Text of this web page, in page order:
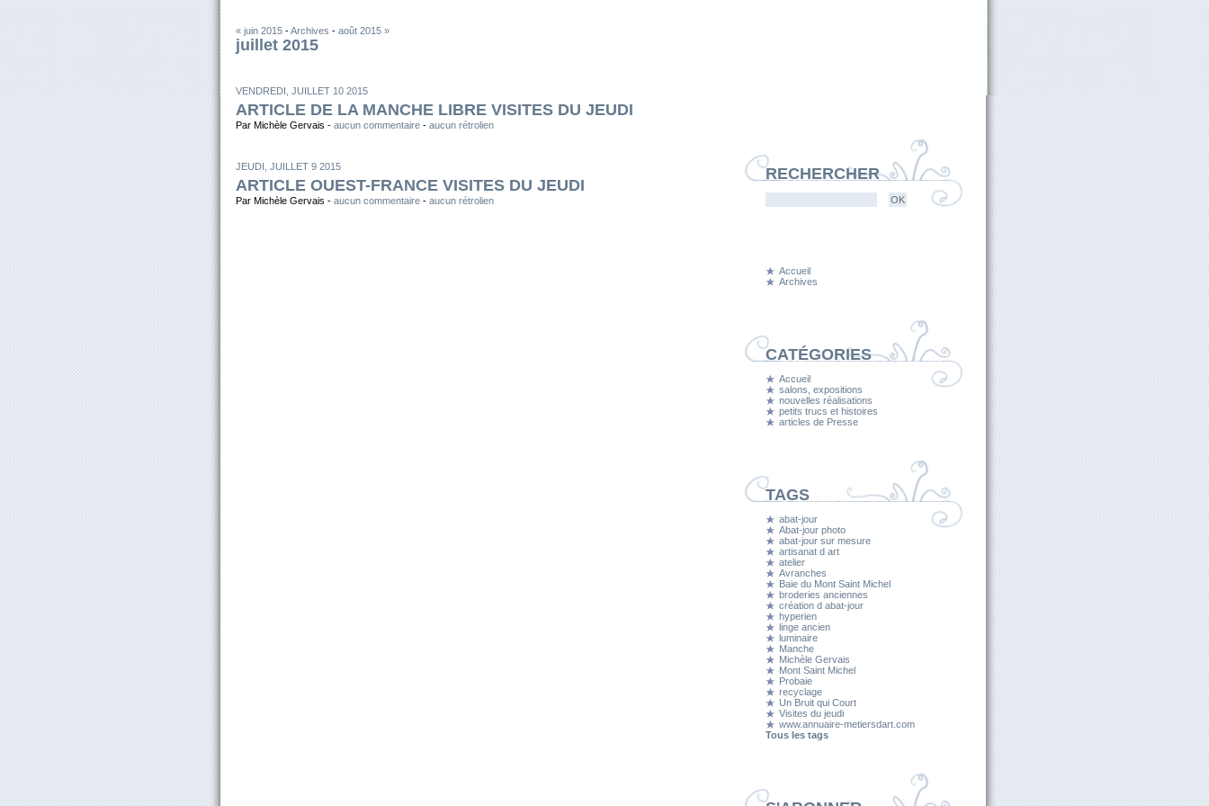
« juin 2015 -Archives - août 2015 »
juillet 2015
VENDREDI, JUILLET 10 2015
ARTICLE DE LA MANCHE LIBRE VISITES DU JEUDI
Par Michèle Gervais - aucun commentaire - aucun rétrolien
JEUDI, JUILLET 9 2015
ARTICLE OUEST-FRANCE VISITES DU JEUDI
Par Michèle Gervais - aucun commentaire - aucun rétrolien
RECHERCHER
Accueil
Archives
CATÉGORIES
Accueil
salons, expositions
nouvelles réalisations
petits trucs et histoires
articles de Presse
TAGS
abat-jour
Abat-jour photo
abat-jour sur mesure
artisanat d art
atelier
Avranches
Baie du Mont Saint Michel
broderies anciennes
création d abat-jour
hyperien
linge ancien
luminaire
Manche
Michèle Gervais
Mont Saint Michel
Probaie
recyclage
Un Bruit qui Court
Visites du jeudi
www.annuaire-metiersdart.com
Tous les tags